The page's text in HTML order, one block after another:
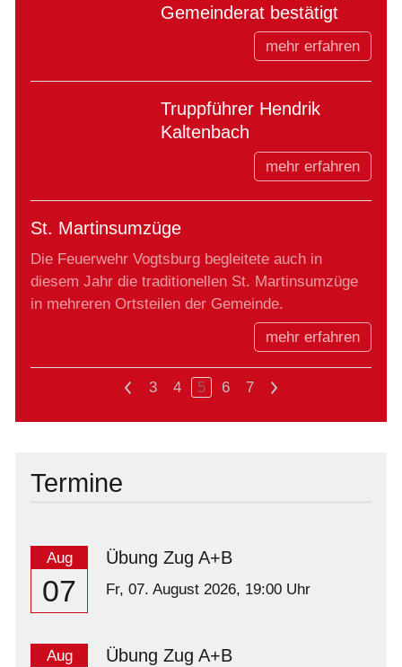
Gemeinderat bestätigt
mehr erfahren
Truppführer Hendrik
Kaltenbach
mehr erfahren
St. Martinsumzüge
Die Feuerwehr Vogtsburg begleitete auch in
diesem Jahr die traditionellen St. Martinsumzüge
in mehreren Ortsteilen der Gemeinde.
mehr erfahren
< 3 4 5 6 7 >
Termine
Aug
07
Übung Zug A+B
Fr, 07. August 2026, 19:00 Uhr
Aug Übung Zug A+B